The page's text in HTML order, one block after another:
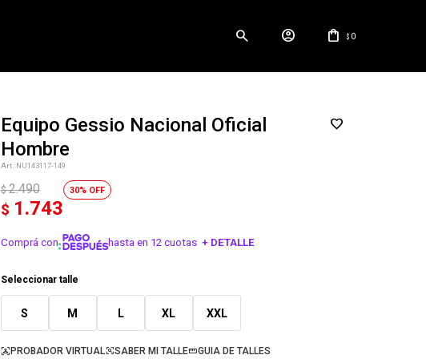
$ 0
Equipo Gessio Nacional Oficial
Hombre
NU143117-149
$ 1.743
$ 2.490 30
Comprá con hasta en 12 cuotas + DETALLE
Seleccionar talle
S M L XL XXL
PROBADOR VIRTUAL SABER MI TALLE GUIA DE TALLES